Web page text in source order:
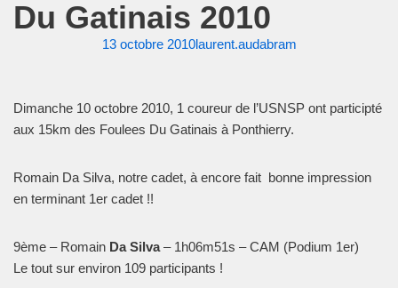
Du Gatinais 2010
13 octobre 2010laurent.audabram
Dimanche 10 octobre 2010, 1 coureur de l’USNSP ont participté
aux 15km des Foulees Du Gatinais à Ponthierry.
Romain Da Silva, notre cadet, à encore fait bonne impression
en terminant 1er cadet !!
9ème – Romain Da Silva– 1h06m51s – CAM (Podium 1er)
Le tout sur environ 109 participants !